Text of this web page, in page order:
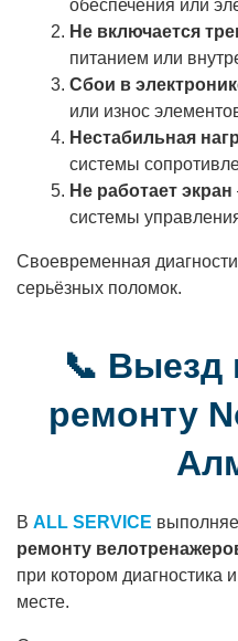
обеспечения или
Не включается
питанием или
Сбои в
или износ
Нестабильная
системы
Не работает экран
системы
Своевременная
серьёзных поломок.
📞 Выезд
ремонту
В ALL SERVICE
ремонту
при котором диагностика
месте.